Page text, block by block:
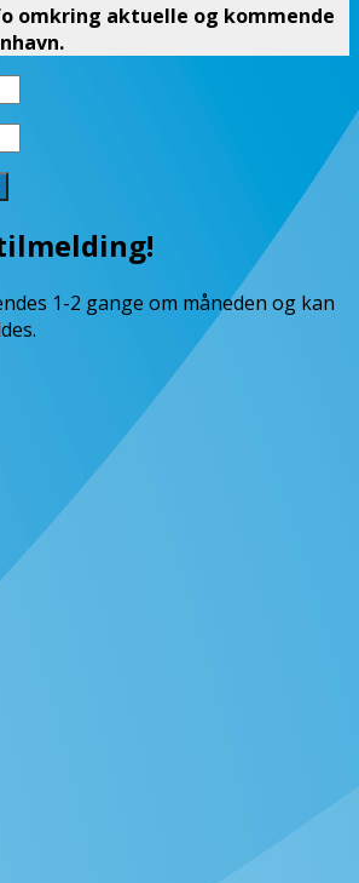
omkring aktuelle og kommende
1-2 gange om måneden og kan